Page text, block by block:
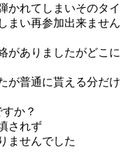
かれてしまいそのタイ
まい再参加出来ません
がありましたがどこに
が普通に貰える分だけ
か？
されず
ませんでした